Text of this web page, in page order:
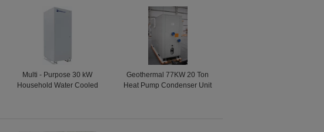
Multi - Purpose 30 kW
Household Water Cooled
Geothermal 77KW 20 Ton
Heat Pump Condenser Unit